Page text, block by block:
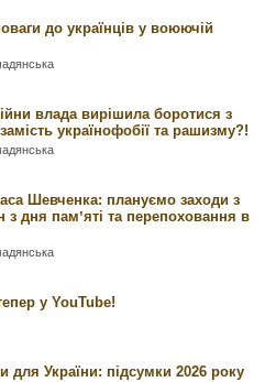
до українців у воюючій
влада вирішила боротися з
українофобії та рашизму?!
Шевченка: плануємо заходи з
з дня памʼяті та перепоховання в
у YouTube!
України: підсумки 2026 року